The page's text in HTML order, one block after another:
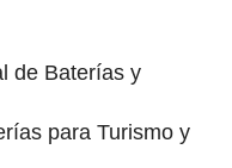
de Baterías y
para Turismo y